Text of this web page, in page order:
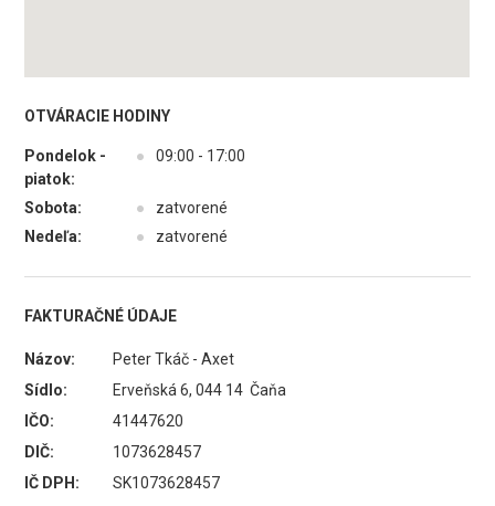
OTVÁRACIE HODINY
Pondelok -
piatok:
● 09:00 - 17:00
Sobota: ●
zatvorené
Nedeľa:
● zatvorené
FAKTURAČNÉ ÚDAJE
Názov:
Peter Tkáč - Axet
Sídlo:
Erveňská 6, 044 14 Čaňa
IČO:
41447620
DIČ:
1073628457
IČ DPH:
SK1073628457